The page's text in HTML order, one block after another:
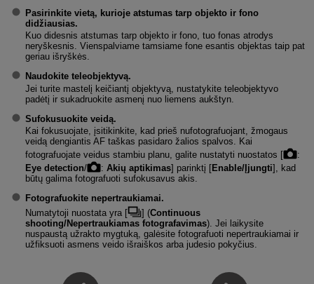
Pasirinkite vietą, kurioje atstumas tarp objekto ir fono
didžiausias.
Kuo didesnis atstumas tarp objekto ir fono, tuo fonas atrodys
neryškesnis. Vienspalviame tamsiame fone esantis objektas taip pat
geriau išryškės.
Naudokite teleobjektyvą.
Jei turite mastelį keičiantį objektyvą, nustatykite teleobjektyvo
padėtį ir sukadruokite asmenį nuo liemens aukštyn.
Sufokusuokite veidą.
Kai fokusuojate, įsitikinkite, kad prieš nufotografuojant, žmogaus
veidą dengiantis AF taškas pasidaro žalios spalvos. Kai
fotografuojate veidus stambiu planu, galite nustatyti nuostatos [
:
Eye detection/ : Akių aptikimas] parinktį [Enable/Įjungti], kad
būtų galima fotografuoti sufokusavus akis.
Fotografuokite nepertraukiamai.
Numatytoji nuostata yra [
] (Continuous
shooting/Nepertraukiamas fotografavimas). Jei laikysite
nuspaustą užrakto mygtuką, galėsite fotografuoti nepertraukiamai ir
užfiksuoti asmens veido išraiškos arba judesio pokyčius.